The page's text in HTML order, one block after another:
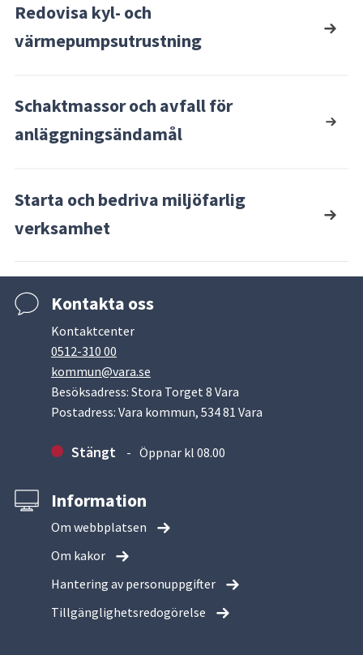
Redovisa kyl- och
värmepumpsutrustning
Schaktmassor och avfall för
anläggningsändamål
Starta och bedriva miljöfarlig
verksamhet
Kontakta oss
Kontaktcenter
0512-310 00
kommun@vara.se
Besöksadress: Stora Torget 8 Vara
Postadress: Vara kommun, 534 81 Vara
Stängt Öppnar kl 08.00
Information
Om webbplatsen
Om kakor
Hantering av personuppgifter
Tillgänglighetsredogörelse